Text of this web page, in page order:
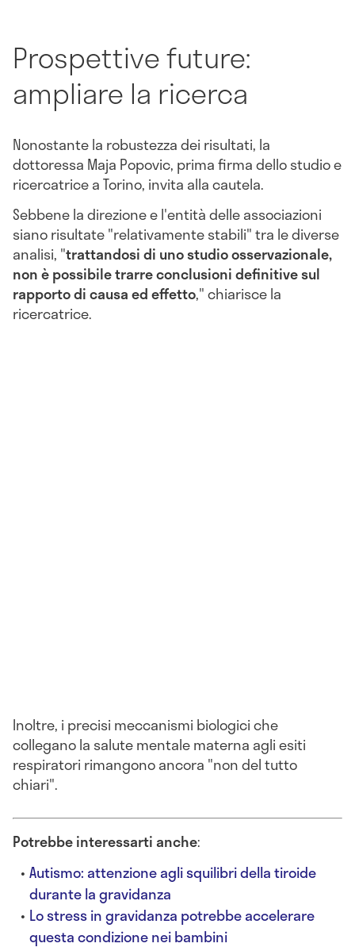
Prospettive future:
ampliare la ricerca
Nonostante la robustezza dei risultati, la
dottoressa Maja Popovic, prima firma dello studio e
ricercatrice a Torino, invita alla cautela.
Sebbene la direzione e l'entità delle associazioni
siano risultate "relativamente stabili" tra le diverse
analisi, "trattandosi di uno studio osservazionale,
non è possibile trarre conclusioni definitive sul
rapporto di causa ed effetto," chiarisce la
ricercatrice.
Inoltre, i precisi meccanismi biologici che
collegano la salute mentale materna agli esiti
respiratori rimangono ancora "non del tutto
chiari".
Potrebbe interessarti anche:
Autismo: attenzione agli squilibri della tiroide
durante la gravidanza
Lo stress in gravidanza potrebbe accelerare
questa condizione nei bambini